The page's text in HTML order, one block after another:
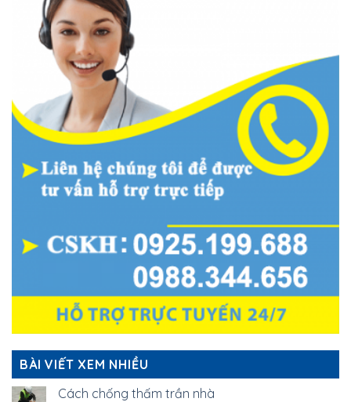
BÀI VIẾT XEM NHIỀU
Cách chống thấm trần nhà